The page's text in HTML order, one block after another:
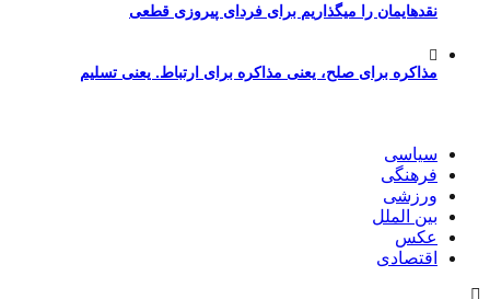
نقدهایمان را میگذاریم برای فردای پیروزی قطعی
مذاکره برای صلح، یعنی مذاکره برای ارتباط. یعنی تسلیم
سیاسی
فرهنگی
ورزشی
بین الملل
عکس
اقتصادی